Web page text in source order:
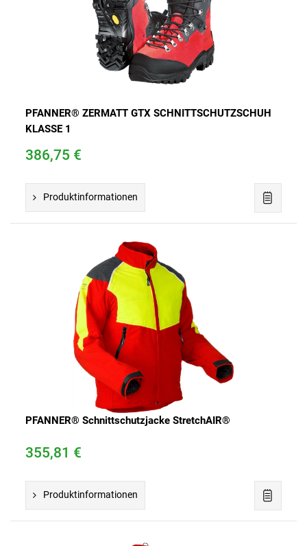
PFANNER® ZERMATT GTX SCHNITTSCHUTZSCHUH
KLASSE 1
386,75 €
Produktinformationen
PFANNER® Schnittschutzjacke StretchAIR®
355,81 €
Produktinformationen